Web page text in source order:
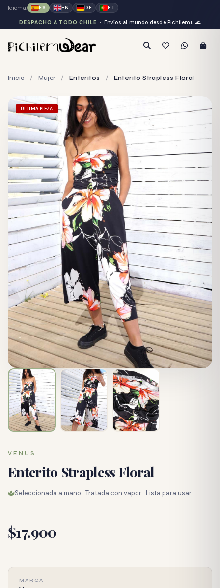
Idioma: ES EN DE PT
DESPACHO A TODO CHILE · Envíos al mundo desde Pichilemu🌊
Inicio / Mujer / Enteritos / Enterito Strapless Floral
ÚLTIMA PIEZA
VENUS
Enterito Strapless Floral
Seleccionada a mano · Tratada con vapor · Lista para usar
$17.900
MARCA